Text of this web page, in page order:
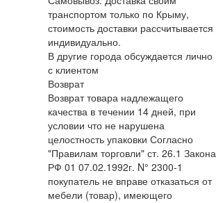
транспортом только по Крыму,
стоимость доставки рассчитывается
индивидуально.
В другие города обсуждается лично
с клиентом
Возврат
Возврат товара надлежащего
качества в течении 14 дней, при
условии что не нарушена
целостность упаковки Согласно
"Правилам торговли" ст. 26.1 Закона
РФ 01 07.02.1992г. N° 2300-1
покупатель не вправе отказаться от
мебели (товар), имеющего